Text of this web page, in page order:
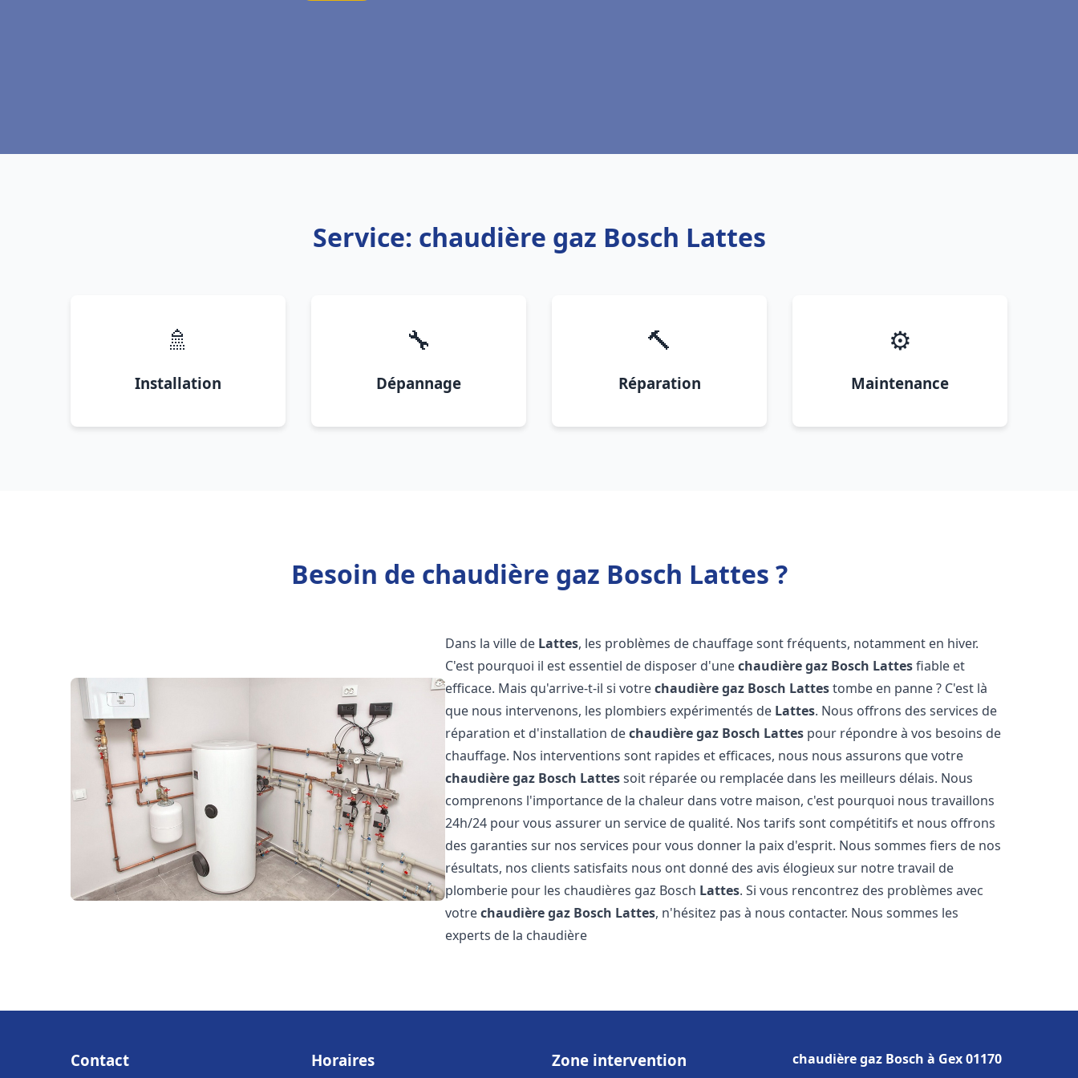
Service: chaudière gaz Bosch Lattes
🚿
Installation
🔧
Dépannage
🔨
Réparation
⚙️
Maintenance
Besoin de chaudière gaz Bosch Lattes ?
Dans la ville de Lattes, les problèmes de chauffage sont fréquents, notamment en hiver.
C'est pourquoi il est essentiel de disposer d'unechaudière gaz Bosch Lattesfiable et
efficace. Mais qu'arrive-t-il si votrechaudière gaz Bosch Lattestombe en panne ? C'est là
que nous intervenons, les plombiers expérimentés de Lattes. Nous offrons des services de
réparation et d'installation dechaudière gaz Bosch Lattes pour répondre à vos besoins de
chauffage. Nos interventions sont rapides et efficaces, nous nous assurons que votre
chaudière gaz Bosch Lattessoit réparée ou remplacée dans les meilleurs délais. Nous
comprenons l'importance de la chaleur dans votre maison, c'est pourquoi nous travaillons
24h/24 pour vous assurer un service de qualité. Nos tarifs sont compétitifs et nous offrons
des garanties sur nos services pour vous donner la paix d'esprit. Nous sommes fiers de nos
résultats, nos clients satisfaits nous ont donné des avis élogieux sur notre travail de
plomberie pour les chaudières gaz Bosch Lattes. Si vous rencontrez des problèmes avec
votrechaudière gaz Bosch Lattes, n'hésitez pas à nous contacter. Nous sommes les
experts de la chaudière
Contact Horaires Zone intervention chaudière gaz Bosch à Gex 01170